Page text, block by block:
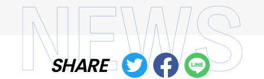
SHARE